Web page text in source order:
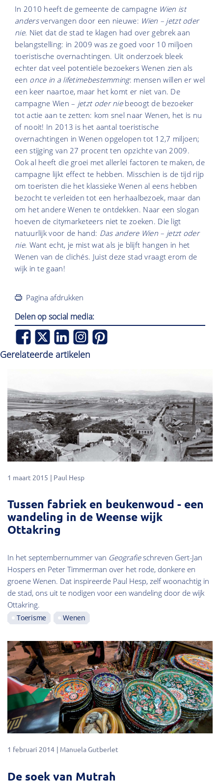
In 2010 heeft de gemeente de campagne Wien ist
andersvervangen door een nieuwe: Wien – jetzt oder
nie. Niet dat de stad te klagen had over gebrek aan
belangstelling: in 2009 was ze goed voor 10 miljoen
toeristische overnachtingen. Uit onderzoek bleek
echter dat veel potentiële bezoekers Wenen zien als
een once in a lifetimebestemming: mensen willen er wel
een keer naartoe, maar het komt er niet van. De
campagne Wien – jetzt oder nie beoogt de bezoeker
tot actie aan te zetten: kom snel naar Wenen, het is nu
of nooit! In 2013 is het aantal toeristische
overnachtingen in Wenen opgelopen tot 12,7 miljoen;
een stijging van 27 procent ten opzichte van 2009.
Ook al heeft die groei met allerlei factoren te maken, de
campagne lijkt effect te hebben. Misschien is de tijd rijp
om toeristen die het klassieke Wenen al eens hebben
bezocht te verleiden tot een herhaalbezoek, maar dan
om het andere Wenen te ontdekken. Naar een slogan
hoeven de citymarketeers niet te zoeken. Die ligt
natuurlijk voor de hand: Das andere Wien – jetzt oder
nie. Want echt, je mist wat als je blijft hangen in het
Wenen van de clichés. Juist deze stad vraagt erom de
wijk in te gaan!
Pagina afdrukken
Delen op social media:
Gerelateerde artikelen
1 maart 2015 Paul Hesp
Tussen fabriek en beukenwoud - een
wandeling in de Weense wijk
Ottakring
In het septembernummer van Geografieschreven Gert-Jan
Hospers en Peter Timmerman over het rode, donkere en
groene Wenen. Dat inspireerde Paul Hesp, zelf woonachtig in
de stad, ons uit te nodigen voor een wandeling door de wijk
Ottakring.
Toerisme Wenen
1 februari 2014 Manuela Gutberlet
De soek van Mutrah